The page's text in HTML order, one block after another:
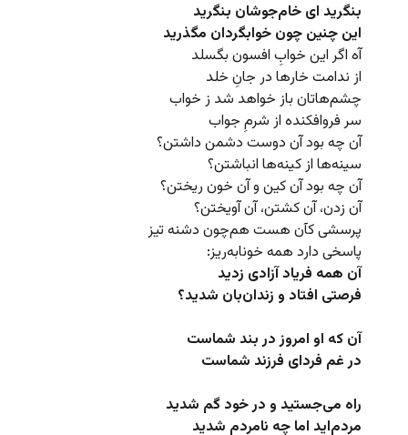
بنگرید ای خام‌جوشان بنگرید
این چنین چون خوابگردان مگذرید
آه اگر این خوابِ افسون بگسلد
از ندامت خارها در جانِ‌ خلد
چشم‌هاتان باز خواهد شد ز خواب
سر فروافکنده از شرمِ جواب
آن‌ چه بود آن دوست دشمن داشتن؟
سینه‌ها از کینه‌ها انباشتن؟
آن چه بود آن کین و آن خون ریختن؟
آن زدن، آن کشتن،‌ آن آویختن؟
پرسشی کآن هست هم‌چون دشنه تیز
پاسخی دارد همه خونابه‌ریز:
آن همه فریاد آزادی زدید
فرصتی افتاد و زندان‌بان شدید؟
آن که او امروز در بند شماست
در غم فردای فرزند شماست
راه می‌جستید و در خود گم شدید
مردم‌اید اما چه نامردم شدید